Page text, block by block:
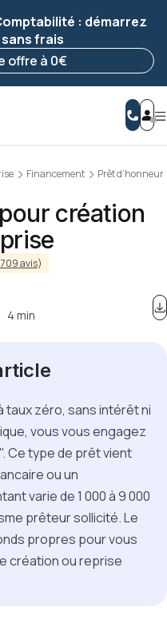
🚀
: démarrez
frais
offre à 0€
Financement
Prêt d’honneur
création
avis)
4 min
taux zéro, sans intérêt ni
vous vous engagez
Ce type de prêt vient
ou un
varie de 1 000 à 9 000
prêteur sollicité. Le
propres pour vous
création ou reprise